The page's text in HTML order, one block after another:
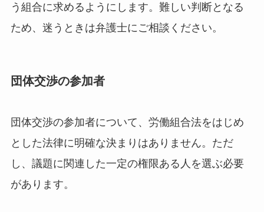
う組合に求めるようにします。難しい判断となる
ため、迷うときは弁護士にご相談ください。
団体交渉の参加者
団体交渉の参加者について、労働組合法をはじめ
とした法律に明確な決まりはありません。ただ
し、議題に関連した一定の権限ある人を選ぶ必要
があります。